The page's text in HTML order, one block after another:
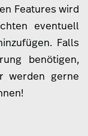
Features wird
eventuell
Falls
benötigen,
werden gerne